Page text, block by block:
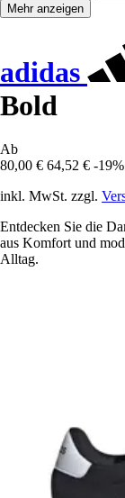
Mehr anzeigen
adidas
Bold
Ab
80,00 € 64,52 € -19%
inkl. MwSt. zzgl.
Entdecken Sie die
aus Komfort und
Alltag.